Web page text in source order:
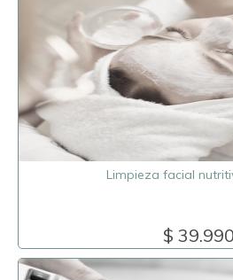
Limpieza facial
$ 39.990